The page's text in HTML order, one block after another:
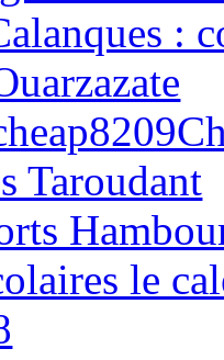
:
Taroudant
le